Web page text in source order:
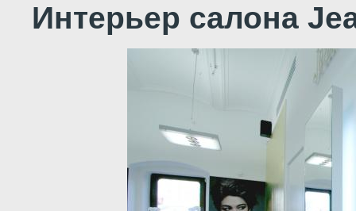
Интерьер салона